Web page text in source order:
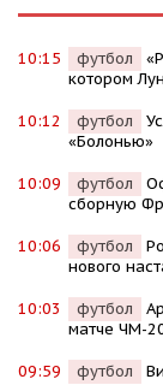
10:15 футбол
котором
10:12 футбол
«Болонью»
10:09 футбол
сборную
10:06 футбол
нового
10:03 футбол
матче ЧМ-
09:59 футбол